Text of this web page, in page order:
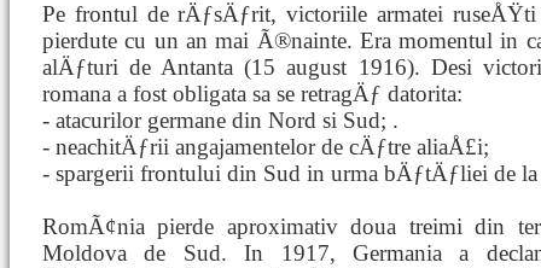
Pe frontul de rÄƒsÄƒrit, victoriile armatei
pierdute cu un an mai Ã®nainte. Era momentul in
alÄƒturi de Antanta (15 august 1916). Desi
romana a fost obligata sa se retragÄƒ datorita:
- atacurilor germane din Nord si Sud; .
- neachitÄƒrii angajamentelor de cÄƒtre aliaÅ£i;
- spargerii frontului din Sud in urma bÄƒtÄƒliei de
RomÃ¢nia pierde aproximativ doua treimi din
Moldova de Sud. In 1917, Germania a